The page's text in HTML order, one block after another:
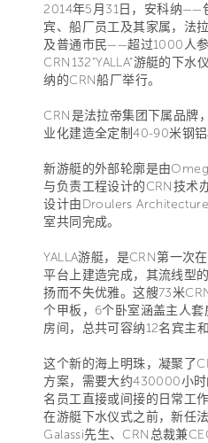
2014年5月31日，安科纳——
宾、船厂员工及其家属，法
及普通市民——超过1000人
CRN132“YALLA”游艇的下
纳的CRN船厂举行。
CRN是法拉帝集团下属品牌
业化建造全定制40-90米钢铝
新游艇的外部轮廓是由
与负责工程设计的CRN技术
设计由Droulers
室共同完成。
YALLA游艇，是CRN第一次
平台上建造完成，其流线型
扬而不失优雅。这艘73米
个甲板，6个卧室涵盖主人套
房间，总共可容纳12名宾主
这个新的海上明珠，凝聚了
方案，需要大约430000小
名员工直接或间接的日常工作
在游艇下水仪式之前，新任
Galassi先生、CRN总裁兼